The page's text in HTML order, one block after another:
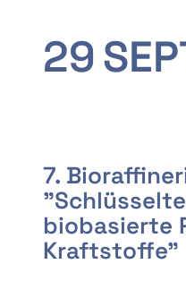
29
7.
biobasierte
Kraftstoffe"